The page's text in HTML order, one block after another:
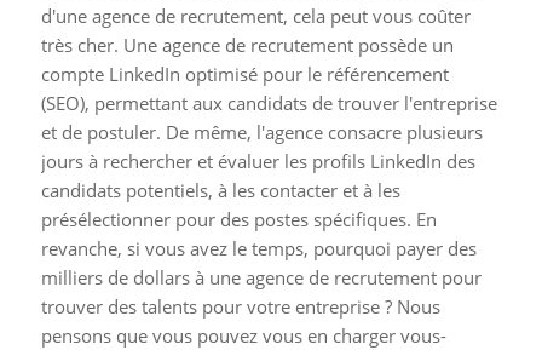
d'une agence de recrutement, cela peut vous coûter
très cher. Une agence de recrutement possède un
compte LinkedIn optimisé pour le référencement
(SEO), permettant aux candidats de trouver l'entreprise
et de postuler. De même, l'agence consacre plusieurs
jours à rechercher et évaluer les profils LinkedIn des
candidats potentiels, à les contacter et à les
présélectionner pour des postes spécifiques. En
revanche, si vous avez le temps, pourquoi payer des
milliers de dollars à une agence de recrutement pour
trouver des talents pour votre entreprise ? Nous
pensons que vous pouvez vous en charger vous-